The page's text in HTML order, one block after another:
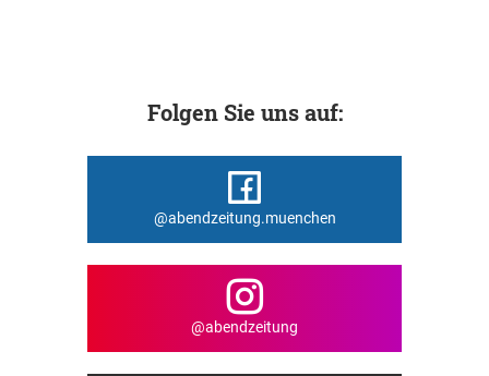
Folgen Sie uns auf:
@abendzeitung.muenchen
@abendzeitung